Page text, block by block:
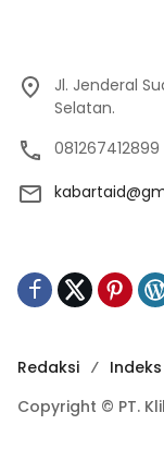
Jl. Jenderal
Selatan.
081267412899
Redaksi
Copyright © PT.